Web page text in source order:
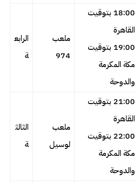
18:00 بتوقيت
القاهرة
19:00 بتوقيت
مكة المكرمة
والدوحة
ملعب
974
الرابع
ة
21:00 بتوقيت
القاهرة
22:00 بتوقيت
مكة المكرمة
والدوحة
ملعب
لوسيل
الثالث
ة